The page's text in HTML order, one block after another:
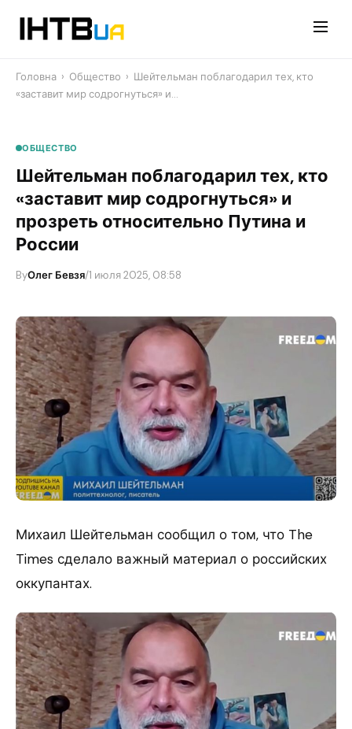
Головна › Общество › Шейтельман поблагодарил тех, кто
«заставит мир содрогнуться» и…
ОБЩЕСТВО
Шейтельман поблагодарил тех, кто
«заставит мир содрогнуться» и
прозреть относительно Путина и
России
ByОлег Бевзя/1 июля 2025, 08:58
Михаил Шейтельман сообщил о том, что The
Times сделало важный материал о российских
оккупантах.